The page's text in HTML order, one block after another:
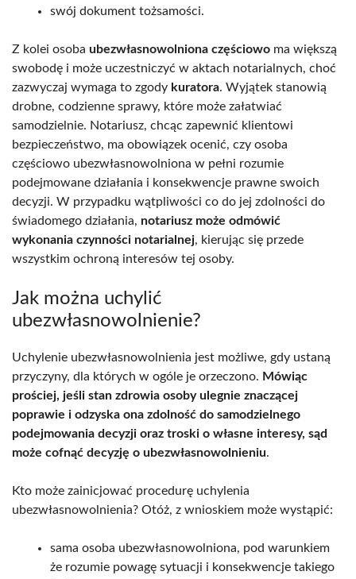
swój dokument tożsamości.
Z kolei osoba ubezwłasnowolniona częściowo ma większą
swobodę i może uczestniczyć w aktach notarialnych, choć
zazwyczaj wymaga to zgody kuratora. Wyjątek stanowią
drobne, codzienne sprawy, które może załatwiać
samodzielnie. Notariusz, chcąc zapewnić klientowi
bezpieczeństwo, ma obowiązek ocenić, czy osoba
częściowo ubezwłasnowolniona w pełni rozumie
podejmowane działania i konsekwencje prawne swoich
decyzji. W przypadku wątpliwości co do jej zdolności do
świadomego działania, notariusz może odmówić
wykonania czynności notarialnej, kierując się przede
wszystkim ochroną interesów tej osoby.
Jak można uchylić
ubezwłasnowolnienie?
Uchylenie ubezwłasnowolnienia jest możliwe, gdy ustaną
przyczyny, dla których w ogóle je orzeczono. Mówiąc
prościej, jeśli stan zdrowia osoby ulegnie znaczącej
poprawie i odzyska ona zdolność do samodzielnego
podejmowania decyzji oraz troski o własne interesy, sąd
może cofnąć decyzję o ubezwłasnowolnieniu.
Kto może zainicjować procedurę uchylenia
ubezwłasnowolnienia? Otóż, z wnioskiem może wystąpić:
sama osoba ubezwłasnowolniona, pod warunkiem
że rozumie powagę sytuacji i konsekwencje takiego